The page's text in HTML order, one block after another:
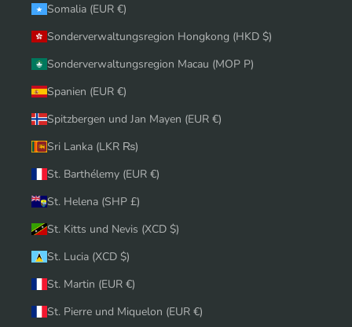
Somalia (EUR €)
Sonderverwaltungsregion Hongkong (HKD $)
Sonderverwaltungsregion Macau (MOP P)
Spanien (EUR €)
Spitzbergen und Jan Mayen (EUR €)
Sri Lanka (LKR ₨)
St. Barthélemy (EUR €)
St. Helena (SHP £)
St. Kitts und Nevis (XCD $)
St. Lucia (XCD $)
St. Martin (EUR €)
St. Pierre und Miquelon (EUR €)